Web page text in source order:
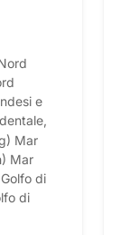
e
Mar
Mar
di
di